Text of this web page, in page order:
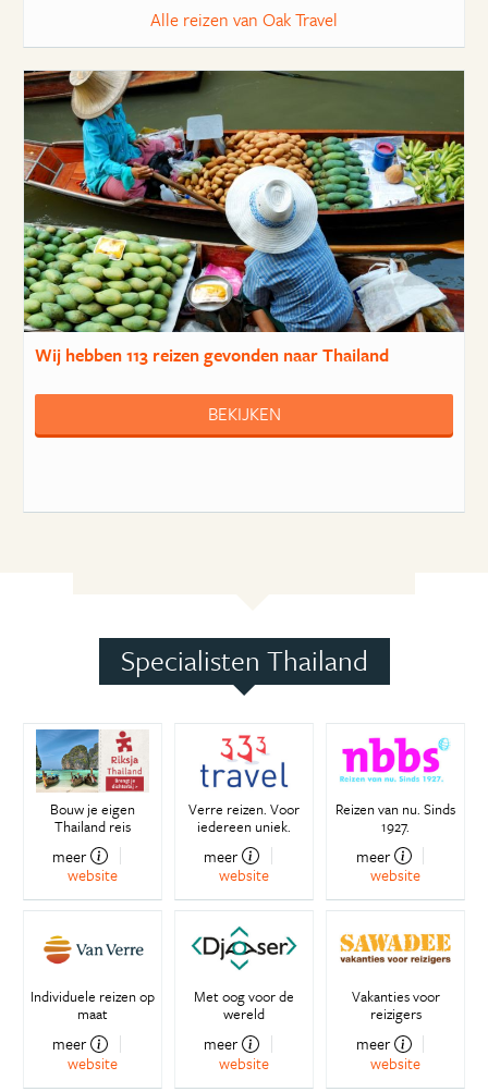
Alle reizen van Oak Travel
Wij hebben113 reizengevonden naar Thailand
BEKIJKEN
Specialisten Thailand
Bouw je eigen
Thailand reis
meer
website
Verre reizen. Voor
iedereen uniek.
meer
website
Reizen van nu. Sinds
1927.
meer
website
Individuele reizen op
maat
meer
website
Met oog voor de
wereld
meer
website
Vakanties voor
reizigers
meer
website